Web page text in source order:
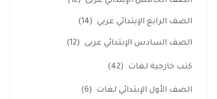
الصف الرابع الإبتدائي عربي (14)
الصف السادس الإبتدائي عربى (12)
كتب خارجية لغات (42)
الصف الأول الإبتدائي لغات (6)